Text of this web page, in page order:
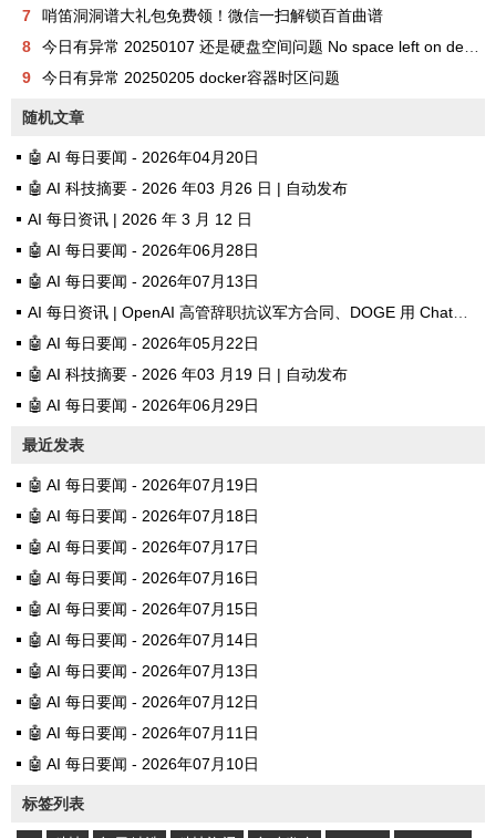
7
哨笛洞洞谱大礼包免费领！微信一扫解锁百首曲谱
8
今日有异常 20250107 还是硬盘空间问题 No space left on device
9
今日有异常 20250205 docker容器时区问题
随机文章
🤖 AI 每日要闻 - 2026年04月20日
🤖 AI 科技摘要 - 2026 年03 月26 日 | 自动发布
AI 每日资讯 | 2026 年 3 月 12 日
🤖 AI 每日要闻 - 2026年06月28日
🤖 AI 每日要闻 - 2026年07月13日
AI 每日资讯 | OpenAI 高管辞职抗议军方合同、DOGE 用 ChatGPT 砍资助
🤖 AI 每日要闻 - 2026年05月22日
🤖 AI 科技摘要 - 2026 年03 月19 日 | 自动发布
🤖 AI 每日要闻 - 2026年06月29日
最近发表
🤖 AI 每日要闻 - 2026年07月19日
🤖 AI 每日要闻 - 2026年07月18日
🤖 AI 每日要闻 - 2026年07月17日
🤖 AI 每日要闻 - 2026年07月16日
🤖 AI 每日要闻 - 2026年07月15日
🤖 AI 每日要闻 - 2026年07月14日
🤖 AI 每日要闻 - 2026年07月13日
🤖 AI 每日要闻 - 2026年07月12日
🤖 AI 每日要闻 - 2026年07月11日
🤖 AI 每日要闻 - 2026年07月10日
标签列表